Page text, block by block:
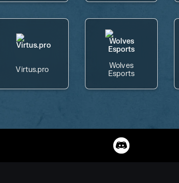
Virtus.pro
Wolves
Esports